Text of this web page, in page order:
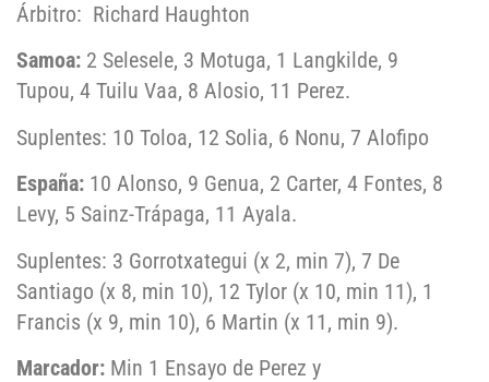
Árbitro: Richard Haughton
Samoa: 2 Selesele, 3 Motuga, 1 Langkilde, 9
Tupou, 4 Tuilu Vaa, 8 Alosio, 11 Perez.
Suplentes: 10 Toloa, 12 Solia, 6 Nonu, 7 Alofipo
España: 10 Alonso, 9 Genua, 2 Carter, 4 Fontes, 8
Levy, 5 Sainz-Trápaga, 11 Ayala.
Suplentes: 3 Gorrotxategui (x 2, min 7), 7 De
Santiago (x 8, min 10), 12 Tylor (x 10, min 11), 1
Francis (x 9, min 10), 6 Martin (x 11, min 9).
Marcador: Min 1 Ensayo de Perez y